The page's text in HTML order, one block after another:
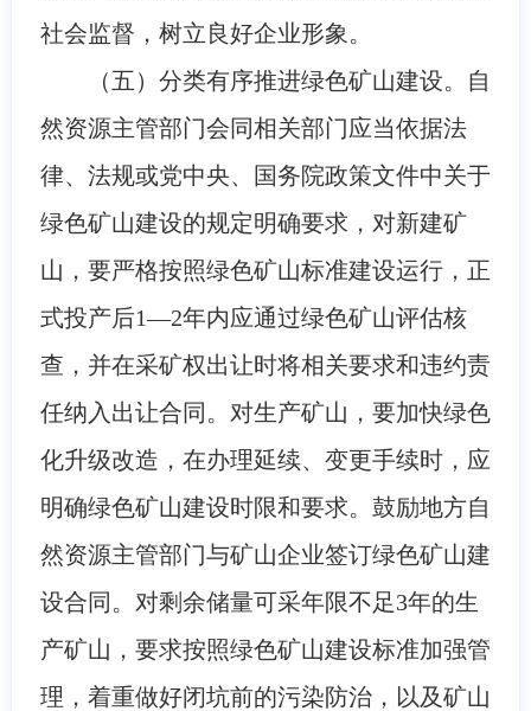
社会监督，树立良好企业形象。
（五）分类有序推进绿色矿山建设。自
然资源主管部门会同相关部门应当依据法
律、法规或党中央、国务院政策文件中关于
绿色矿山建设的规定明确要求，对新建矿
山，要严格按照绿色矿山标准建设运行，正
式投产后1—2年内应通过绿色矿山评估核
查，并在采矿权出让时将相关要求和违约责
任纳入出让合同。对生产矿山，要加快绿色
化升级改造，在办理延续、变更手续时，应
明确绿色矿山建设时限和要求。鼓励地方自
然资源主管部门与矿山企业签订绿色矿山建
设合同。对剩余储量可采年限不足3年的生
产矿山，要求按照绿色矿山建设标准加强管
理，着重做好闭坑前的污染防治，以及矿山